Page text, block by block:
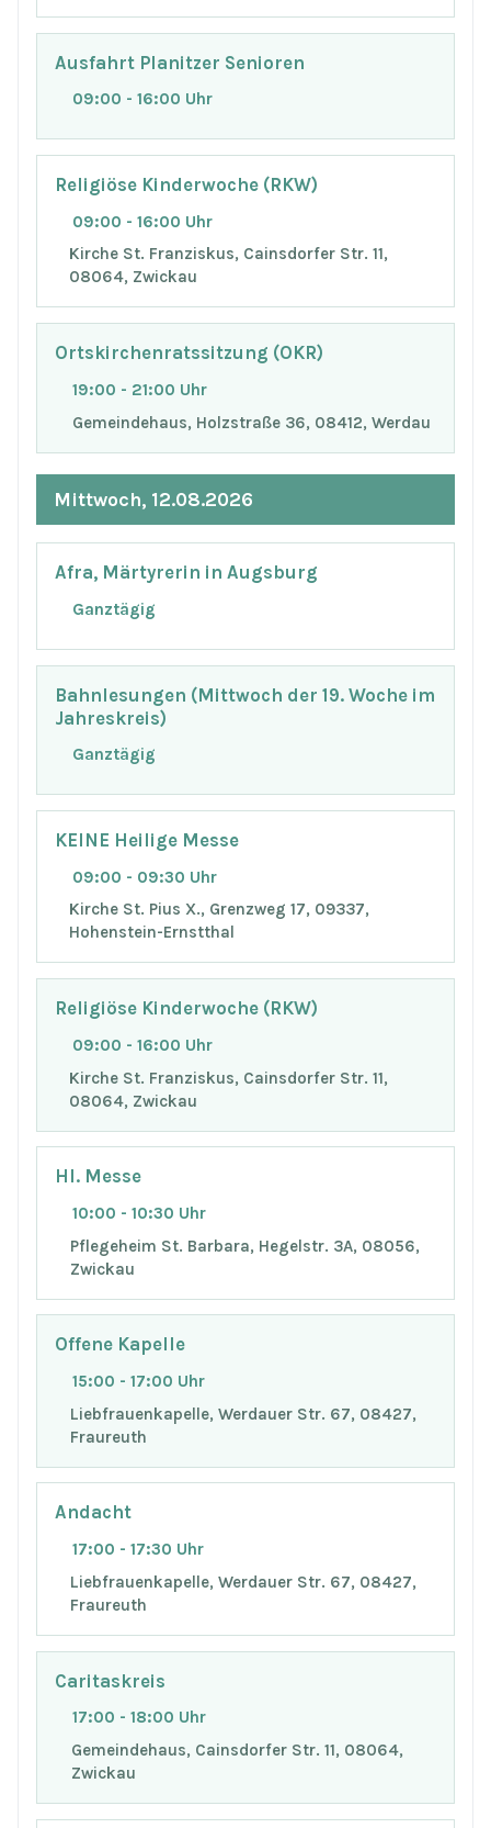
Ausfahrt Planitzer Senioren
09:00 - 16:00 Uhr
Religiöse Kinderwoche (RKW)
09:00 - 16:00 Uhr
Kirche St. Franziskus, Cainsdorfer Str. 11,
08064, Zwickau
Ortskirchenratssitzung (OKR)
19:00 - 21:00 Uhr
Gemeindehaus, Holzstraße 36, 08412, Werdau
Mittwoch, 12.08.2026
Afra, Märtyrerin in Augsburg
Ganztägig
Bahnlesungen (Mittwoch der 19. Woche im
Jahreskreis)
Ganztägig
KEINE Heilige Messe
09:00 - 09:30 Uhr
Kirche St. Pius X., Grenzweg 17, 09337,
Hohenstein-Ernstthal
Religiöse Kinderwoche (RKW)
09:00 - 16:00 Uhr
Kirche St. Franziskus, Cainsdorfer Str. 11,
08064, Zwickau
Hl. Messe
10:00 - 10:30 Uhr
Pflegeheim St. Barbara, Hegelstr. 3A, 08056,
Zwickau
Offene Kapelle
15:00 - 17:00 Uhr
Liebfrauenkapelle, Werdauer Str. 67, 08427,
Fraureuth
Andacht
17:00 - 17:30 Uhr
Liebfrauenkapelle, Werdauer Str. 67, 08427,
Fraureuth
Caritaskreis
17:00 - 18:00 Uhr
Gemeindehaus, Cainsdorfer Str. 11, 08064,
Zwickau